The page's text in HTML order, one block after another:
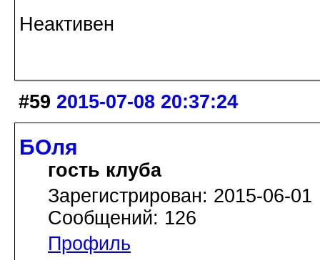
Неактивен
#59 2015-07-08 20:37:24
БОля
гость клуба
Зарегистрирован: 2015-06-01
Сообщений: 126
Профиль